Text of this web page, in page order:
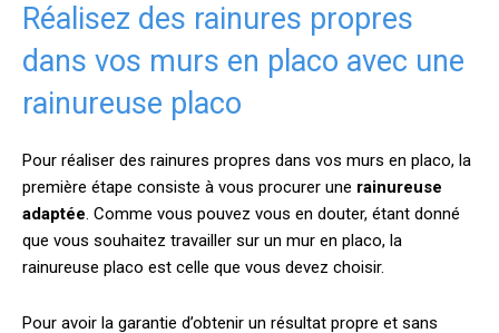
Réalisez des rainures propres
dans vos murs en placo avec une
rainureuse placo
Pour réaliser des rainures propres dans vos murs en placo, la
première étape consiste à vous procurer une rainureuse
adaptée. Comme vous pouvez vous en douter, étant donné
que vous souhaitez travailler sur un mur en placo, la
rainureuse placo est celle que vous devez choisir.
Pour avoir la garantie d’obtenir un résultat propre et sans